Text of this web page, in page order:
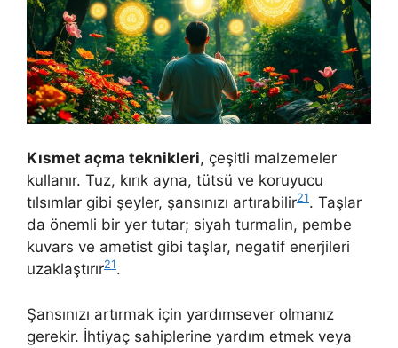
Kısmet açma teknikleri, çeşitli malzemeler
kullanır. Tuz, kırık ayna, tütsü ve koruyucu
tılsımlar gibi şeyler, şansınızı artırabilir21. Taşlar
da önemli bir yer tutar; siyah turmalin, pembe
kuvars ve ametist gibi taşlar, negatif enerjileri
uzaklaştırır21.
Şansınızı artırmak için yardımsever olmanız
gerekir. İhtiyaç sahiplerine yardım etmek veya